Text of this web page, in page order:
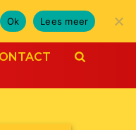
Ok Lees meer